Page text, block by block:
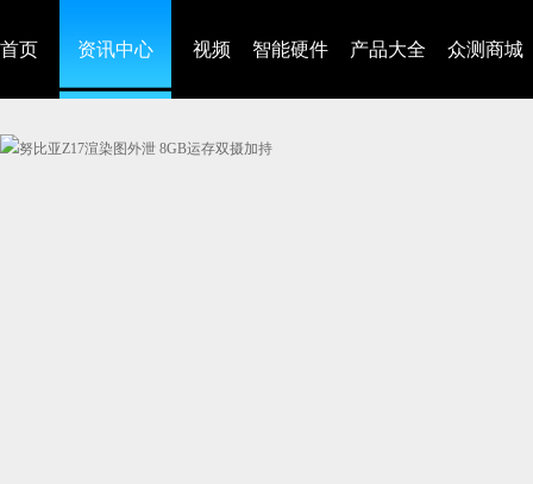
首页 资讯中心 视频 智能硬件 产品大全 众测商城